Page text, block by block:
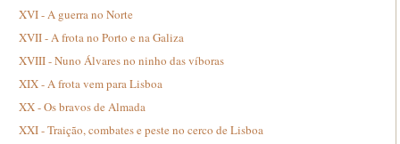
XVI - A guerra no Norte
XVII - A frota no Porto e na Galiza
XVIII - Nuno Álvares no ninho das víboras
XIX - A frota vem para Lisboa
XX - Os bravos de Almada
XXI - Traição, combates e peste no cerco de Lisboa